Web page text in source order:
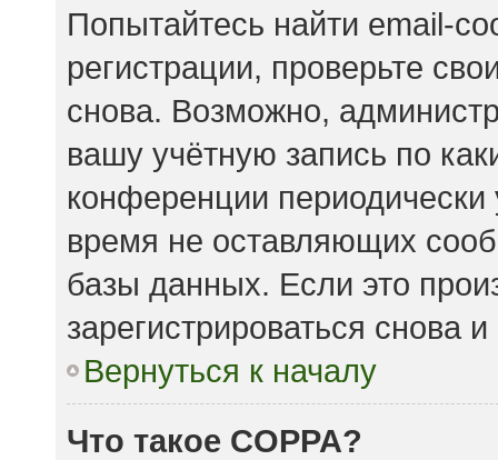
Попытайтесь найти email-
регистрации, проверьте
снова. Возможно,
вашу учётную запись по
конференции
время не оставляющих
базы данных. Если это
зарегистрироваться снова
Вернуться к началу
Что такое COPPA?